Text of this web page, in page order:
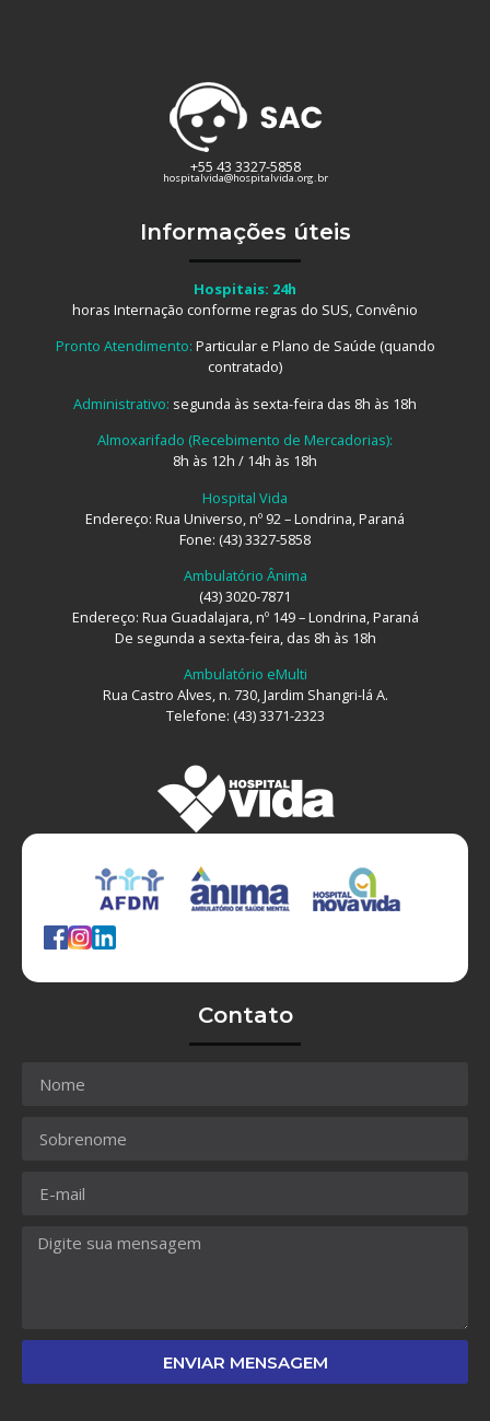
+55 43 3327-5858
hospitalvida@hospitalvida.org.br
Informações úteis
Hospitais: 24h
horas Internação conforme regras do SUS, Convênio
Pronto Atendimento: Particular e Plano de Saúde (quando
contratado)
Administrativo: segunda às sexta-feira das 8h às 18h
Almoxarifado (Recebimento de Mercadorias):
8h às 12h / 14h às 18h
Hospital Vida
Endereço: Rua Universo, nº 92 – Londrina, Paraná
Fone: (43) 3327-5858
Ambulatório Ânima
(43) 3020-7871
Endereço: Rua Guadalajara, nº 149 – Londrina, Paraná
De segunda a sexta-feira, das 8h às 18h
Ambulatório eMulti
Rua Castro Alves, n. 730, Jardim Shangri-lá A.
Telefone: (43) 3371-2323
Contato
ENVIAR MENSAGEM